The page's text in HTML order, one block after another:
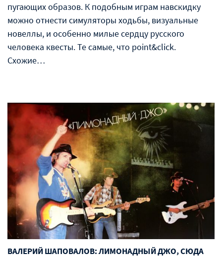
пугающих образов. К подобным играм навскидку
можно отнести симуляторы ходьбы, визуальные
новеллы, и особенно милые сердцу русского
человека квесты. Те самые, что point&click.
Схожие…
ВАЛЕРИЙ ШАПОВАЛОВ: ЛИМОНАДНЫЙ ДЖО, СЮДА